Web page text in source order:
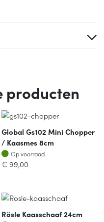
producten
Global Gs102 Mini Chopper
/ Kaasmes 8cm
Op voorraad
Op voorraad
€ 99,00
Rösle Kaasschaaf 24cm